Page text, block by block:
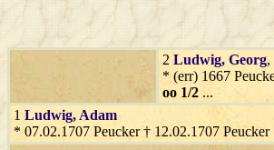
2 Ludwig, Georg,
* (err) 1667
oo 1/2 ...
1 Ludwig, Adam
* 07.02.1707 Peucker † 12.02.1707 Peucker